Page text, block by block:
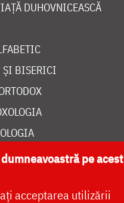
DUHOVNICEASCĂ
ȘI BISERICI
pe acest
acceptarea utilizării